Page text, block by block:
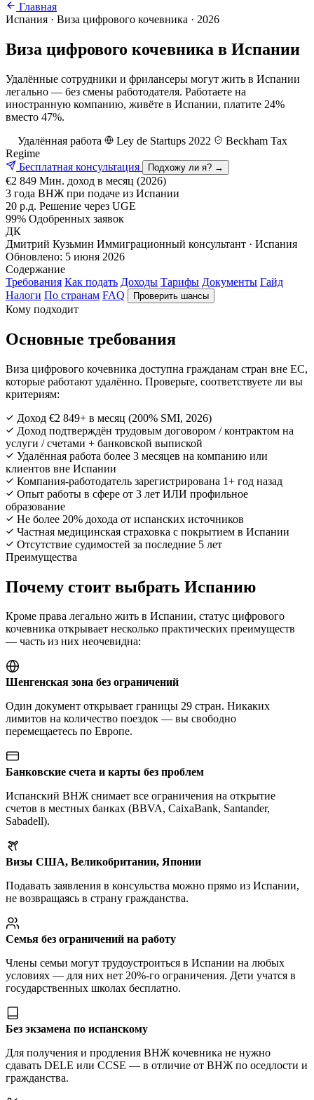
Главная
Испания · Виза цифрового кочевника · 2026
Виза цифрового кочевника в Испании
Удалённые сотрудники и фрилансеры могут жить в Испании
легально — без смены работодателя. Работаете на
иностранную компанию, живёте в Испании, платите 24%
вместо 47%.
Удалённая работа
Ley de Startups 2022
Beckham Tax
Regime
Бесплатная консультация
Подхожу ли я? →
€2 849 Мин. доход в месяц (2026)
3 года ВНЖ при подаче из Испании
20 р.д. Решение через UGE
99% Одобренных заявок
ДК
Дмитрий Кузьмин Иммиграционный консультант · Испания
Обновлено: 5 июня 2026
Содержание
Требования Как подать Доходы Тарифы Документы Гайд
Налоги По странам FAQ Проверить шансы
Кому подходит
Основные требования
Виза цифрового кочевника доступна гражданам стран вне ЕС,
которые работают удалённо. Проверьте, соответствуете ли вы
критериям:
Доход €2 849+ в месяц (200% SMI, 2026)
Доход подтверждён трудовым договором / контрактом на
услуги / счетами + банковской выпиской
Удалённая работа более 3 месяцев на компанию или
клиентов вне Испании
Компания-работодатель зарегистрирована 1+ год назад
Опыт работы в сфере от 3 лет ИЛИ профильное
образование
Не более 20% дохода от испанских источников
Частная медицинская страховка с покрытием в Испании
Отсутствие судимостей за последние 5 лет
Преимущества
Почему стоит выбрать Испанию
Кроме права легально жить в Испании, статус цифрового
кочевника открывает несколько практических преимуществ
— часть из них неочевидна:
Шенгенская зона без ограничений
Один документ открывает границы 29 стран. Никаких
лимитов на количество поездок — вы свободно
перемещаетесь по Европе.
Банковские счета и карты без проблем
Испанский ВНЖ снимает все ограничения на открытие
счетов в местных банках (BBVA, CaixaBank, Santander,
Sabadell).
Визы США, Великобритании, Японии
Подавать заявления в консульства можно прямо из Испании,
не возвращаясь в страну гражданства.
Семья без ограничений на работу
Члены семьи могут трудоустроиться в Испании на любых
условиях — для них нет 20%-го ограничения. Дети учатся в
государственных школах бесплатно.
Без экзамена по испанскому
Для получения и продления ВНЖ кочевника не нужно
сдавать DELE или CCSE — в отличие от ВНЖ по оседлости и
гражданства.